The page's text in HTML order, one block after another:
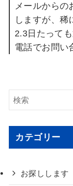
メールからの
しますが、稀
2.3日たって
電話でお問い
カテゴリー
お探しします